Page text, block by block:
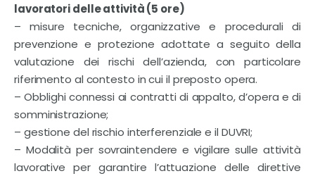
lavoratori delle attività (5 ore)
– misure tecniche, organizzative e procedurali di
prevenzione e protezione adottate a seguito della
valutazione dei rischi dell’azienda, con particolare
riferimento al contesto in cui il preposto opera.
– Obblighi connessi ai contratti di appalto, d’opera e di
somministrazione;
– gestione del rischio interferenziale e il DUVRI;
– Modalità per sovraintendere e vigilare sulle attività
lavorative per garantire l’attuazione delle direttive